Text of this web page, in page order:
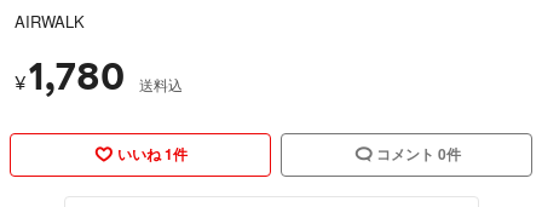
AIRWALK
¥1,780 送料込
いいね 1件 コメント 0件